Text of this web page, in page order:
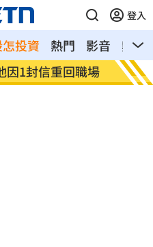
登入
投資 熱門 影音
熱搜
房客控業者硬闖屋內趕